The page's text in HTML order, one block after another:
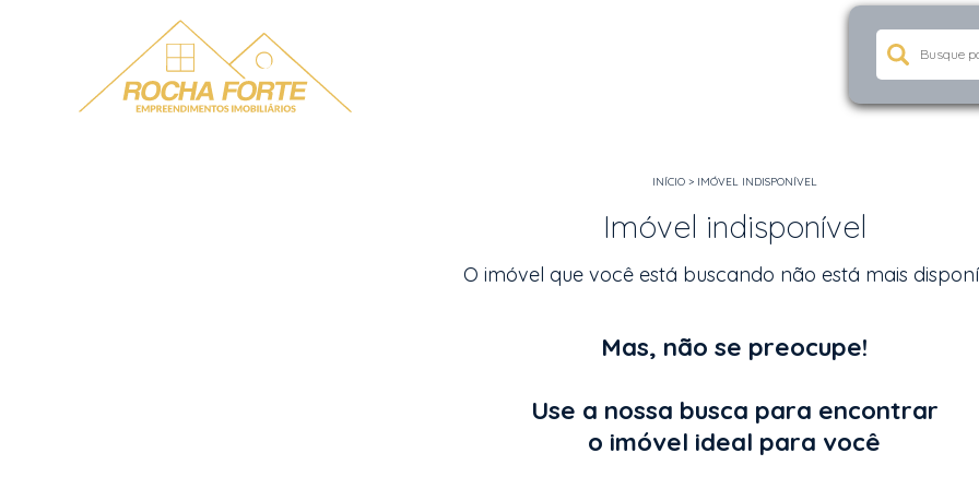
INÍCIO> IMÓVEL INDISPONÍVEL
Imóvel indisponível
O imóvel que você está buscando não está mais
Mas, não se preocupe!
Use a nossa busca para encontrar
o imóvel ideal para você